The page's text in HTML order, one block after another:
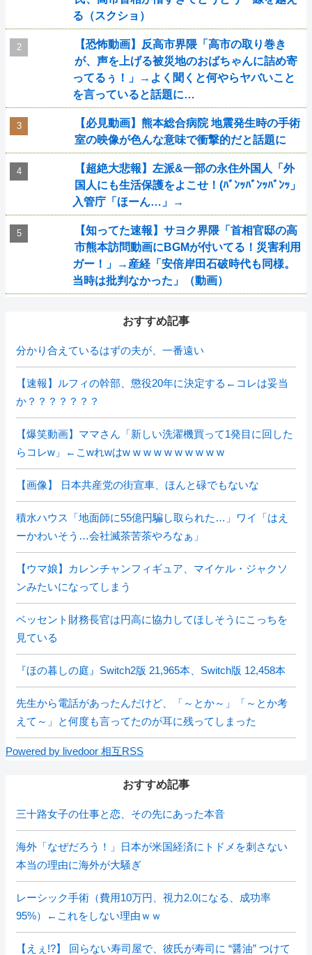
る（スクショ）
【恐怖動画】反高市界隈「高市の取り巻き
が、声を上げる被災地のおばちゃんに詰め寄
ってるぅ！」→よく聞くと何やらヤバいこと
を言っていると話題に…
【必見動画】熊本総合病院 地震発生時の手術
室の映像が色んな意味で衝撃的だと話題に
【超絶大悲報】左派&一部の永住外国人「外
国人にも生活保護をよこせ！(ﾊﾞﾝｯﾊﾞﾝｯﾊﾞﾝｯ」
入管庁「ほーん…」→
【知ってた速報】サヨク界隈「首相官邸の高
市熊本訪問動画にBGMが付いてる！災害利用
ガー！」→産経「安倍岸田石破時代も同様。
当時は批判なかった」（動画）
おすすめ記事
分かり合えているはずの夫が、一番遠い
【速報】ルフィの幹部、懲役20年に決定する←コレは妥当
か？？？？？？？
【爆笑動画】ママさん「新しい洗濯機買って1発目に回した
らコレw」←こwれwはw w w w w w w w w w
【画像】 日本共産党の街宣車、ほんと碌でもないな
積水ハウス「地面師に55億円騙し取られた…」ワイ「はえ
ーかわいそう…会社滅茶苦茶やろなぁ」
【ウマ娘】カレンチャンフィギュア、マイケル・ジャクソ
ンみたいになってしまう
ベッセント財務長官は円高に協力してほしそうにこっちを
見ている
『ほの暮しの庭』Switch2版 21,965本、Switch版 12,458本
先生から電話があったんだけど、「～とか～」「～とか考
えて～」と何度も言ってたのが耳に残ってしまった
Powered by livedoor 相互RSS
おすすめ記事
三十路女子の仕事と恋、その先にあった本音
海外「なぜだろう！」日本が米国経済にトドメを刺さない
本当の理由に海外が大騒ぎ
レーシック手術（費用10万円、視力2.0になる、成功率
95%）←これをしない理由ｗｗ
【えぇ!?】 回らない寿司屋で、彼氏が寿司に “醤油” つけて